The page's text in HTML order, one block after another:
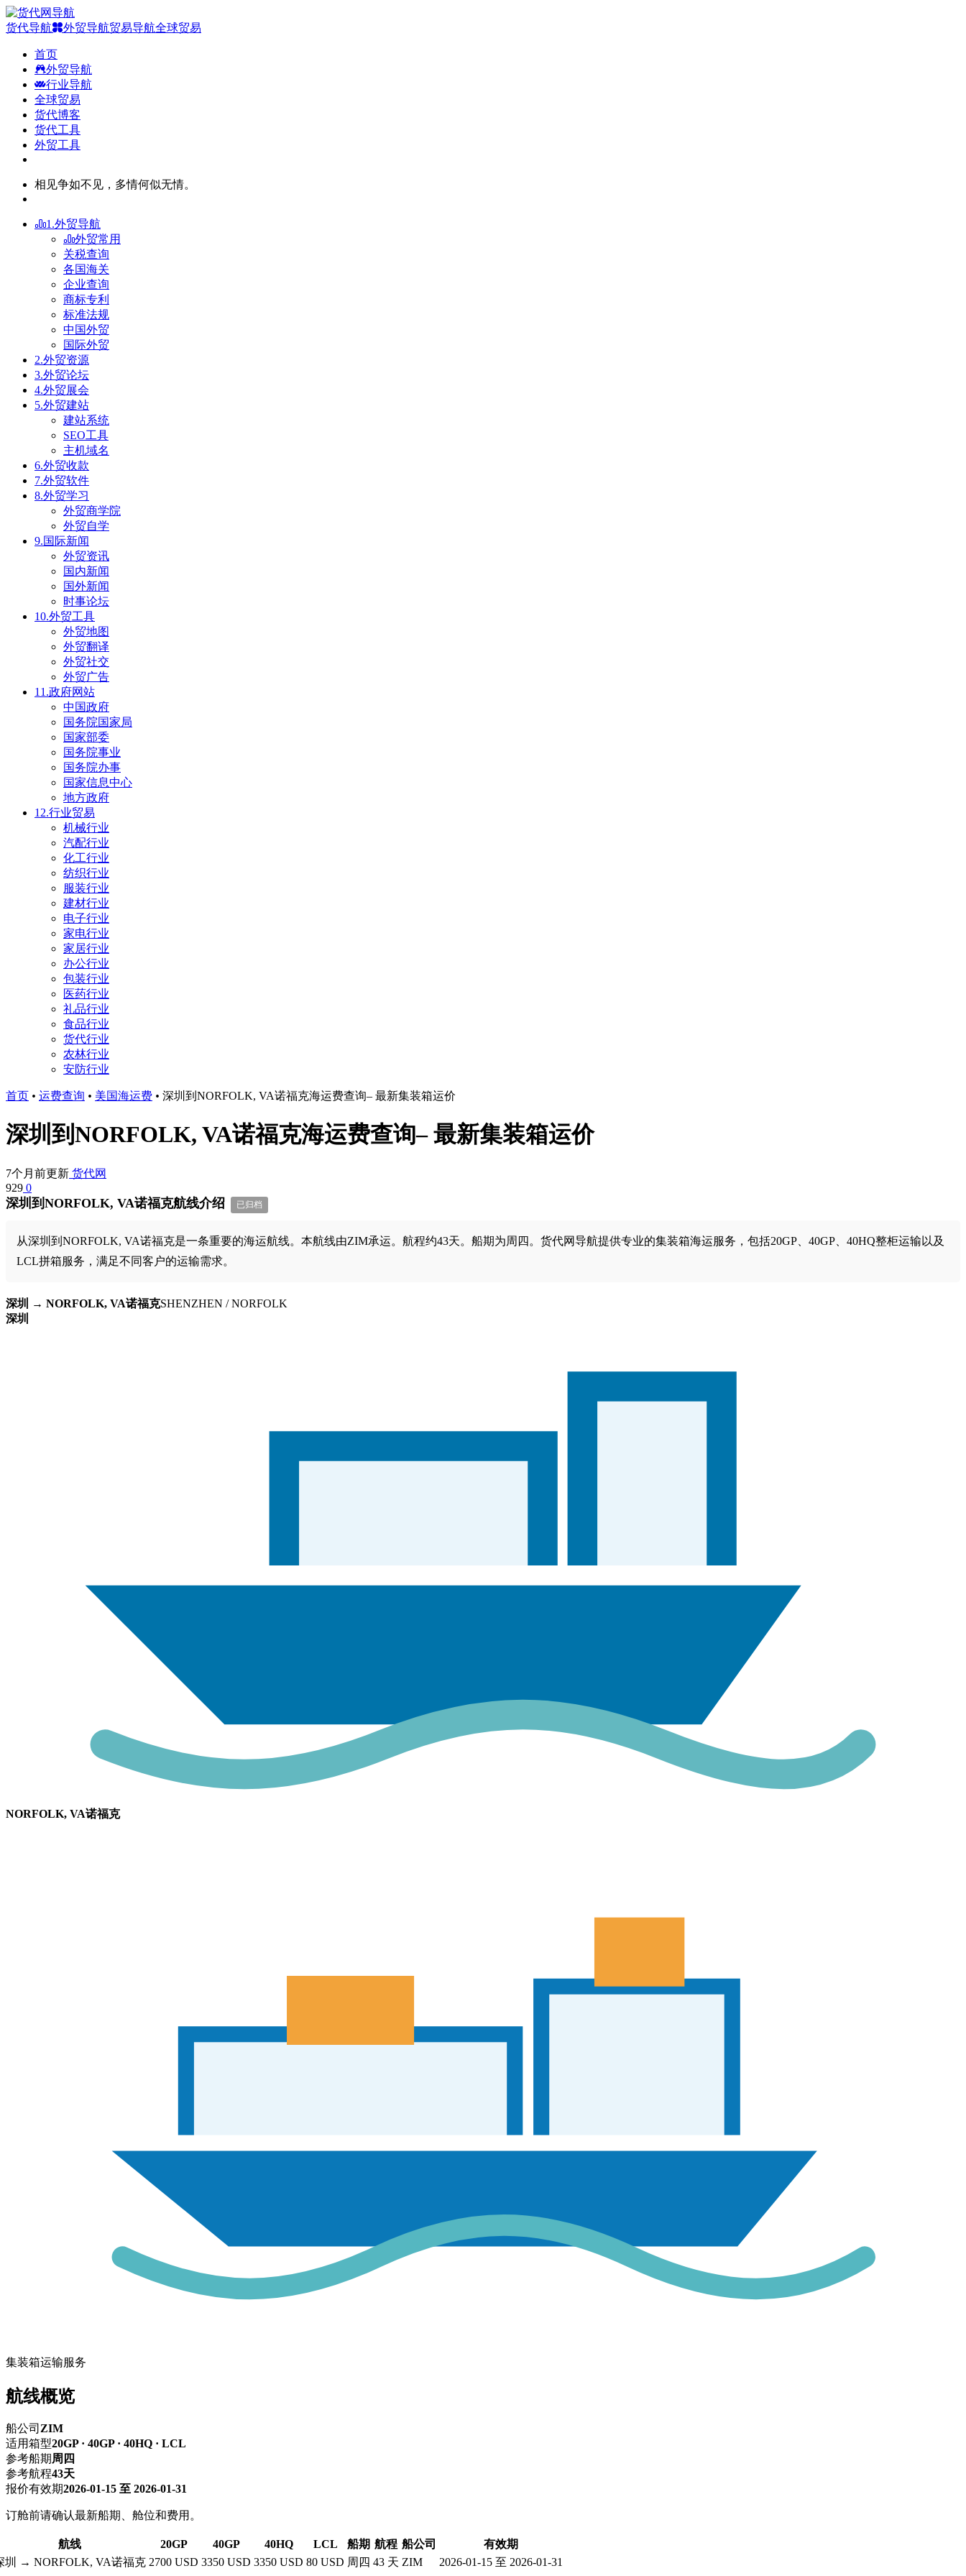
货代导航 外贸导航贸易导航全球贸易
首页
外贸导航
行业导航
全球贸易
货代博客
货代工具
外贸工具
相见争如不见，多情何似无情。
1.外贸导航
外贸常用
关税查询
各国海关
企业查询
商标专利
标准法规
中国外贸
国际外贸
2.外贸资源
3.外贸论坛
4.外贸展会
5.外贸建站
建站系统
SEO工具
主机域名
6.外贸收款
7.外贸软件
8.外贸学习
外贸商学院
外贸自学
9.国际新闻
外贸资讯
国内新闻
国外新闻
时事论坛
10.外贸工具
外贸地图
外贸翻译
外贸社交
外贸广告
11.政府网站
中国政府
国务院国家局
国家部委
国务院事业
国务院办事
国家信息中心
地方政府
12.行业贸易
机械行业
汽配行业
化工行业
纺织行业
服装行业
建材行业
电子行业
家电行业
家居行业
办公行业
包装行业
医药行业
礼品行业
食品行业
货代行业
农林行业
安防行业
首页 • 运费查询 • 美国海运费 • 深圳到NORFOLK, VA诺福克海运费查询– 最新集装箱运价
深圳到NORFOLK, VA诺福克海运费查询– 最新集装箱运价
7个月前更新 货代网
929 0
深圳到NORFOLK, VA诺福克航线介绍 已归档
从深圳到NORFOLK, VA诺福克是一条重要的海运航线。本航线由ZIM承运。航程约43天。船期为周四。货代网导航提供专业的集装箱海运服务，包括20GP、40GP、40HQ整柜运输以及
LCL拼箱服务，满足不同客户的运输需求。
深圳 → NORFOLK, VA诺福克SHENZHEN / NORFOLK
深圳
NORFOLK, VA诺福克
集装箱运输服务
航线概览
船公司 ZIM
适用箱型20GP · 40GP · 40HQ · LCL
参考船期周四
参考航程43天
报价有效期2026-01-15 至 2026-01-31
订舱前请确认最新船期、舱位和费用。
航线 20GP 40GP 40HQ LCL 船期 航程 船公司
有效期
圳 → NORFOLK, VA诺福克 2700 USD 3350 USD 3350 USD 80 USD 周四 43 天 ZIM 2026-01-15 至 2026-01-31